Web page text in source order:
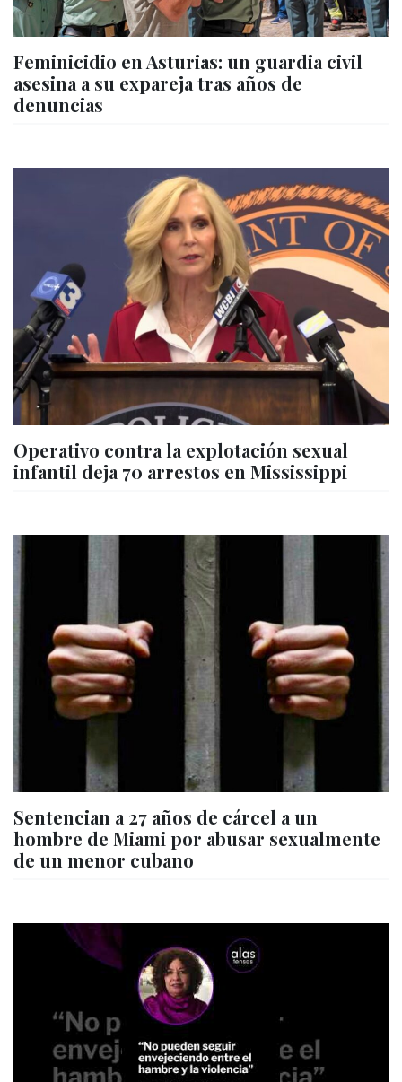
Feminicidio en Asturias: un guardia civil
asesina a su expareja tras años de
denuncias
Operativo contra la explotación sexual
infantil deja 70 arrestos en Mississippi
Sentencian a 27 años de cárcel a un
hombre de Miami por abusar sexualmente
de un menor cubano